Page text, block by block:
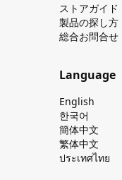
ストアガイド
製品の探し⽅
総合お問合せ
Language
English
한국어
簡体中文
繁体中文
ประเทศไทย